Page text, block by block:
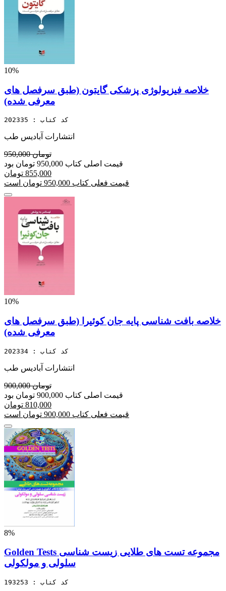
10%
خلاصه فیزیولوژی پزشکی گایتون (طبق سرفصل های
معرفی شده)
کد کتاب : 202335
انتشارات آبادیس طب
950,000 تومان
قیمت اصلی کتاب 950,000 تومان بود
855,000 تومان
قیمت فعلی کتاب 950,000 تومان است
10%
خلاصه بافت شناسی پایه جان کوئیرا (طبق سرفصل های
معرفی شده)
کد کتاب : 202334
انتشارات آبادیس طب
900,000 تومان
قیمت اصلی کتاب 900,000 تومان بود
810,000 تومان
قیمت فعلی کتاب 900,000 تومان است
8%
Golden Tests مجموعه تست های طلایی زیست شناسی
سلولی و مولکولی
کد کتاب : 193253